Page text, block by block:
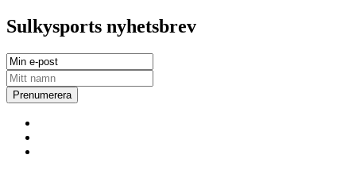
Sulkysports nyhetsbrev